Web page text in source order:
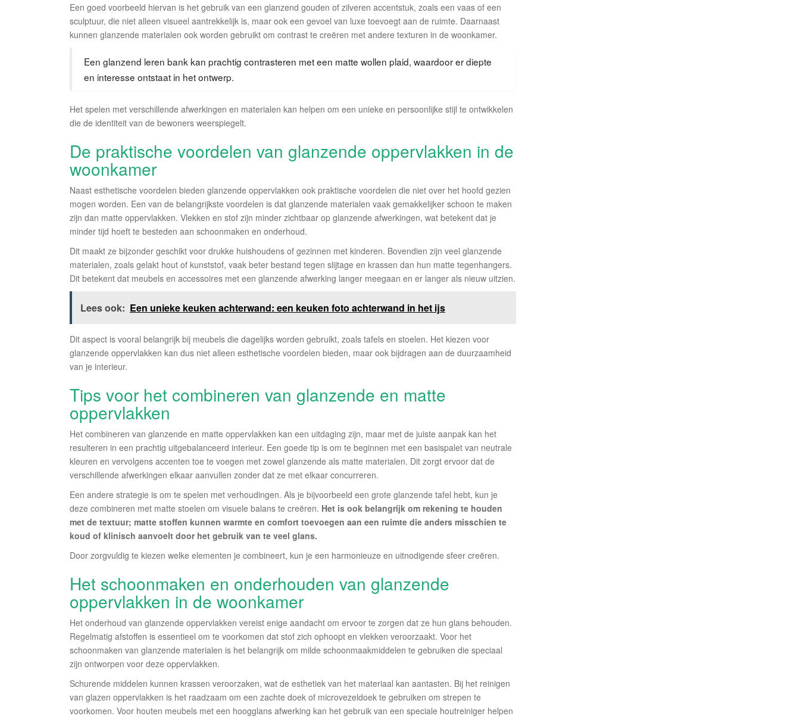
Een goed voorbeeld hiervan is het gebruik van een glanzend gouden of zilveren accentstuk, zoals een vaas of een
sculptuur, die niet alleen visueel aantrekkelijk is, maar ook een gevoel van luxe toevoegt aan de ruimte. Daarnaast
kunnen glanzende materialen ook worden gebruikt om contrast te creëren met andere texturen in de woonkamer.
Een glanzend leren bank kan prachtig contrasteren met een matte wollen plaid, waardoor er diepte
en interesse ontstaat in het ontwerp.
Het spelen met verschillende afwerkingen en materialen kan helpen om een unieke en persoonlijke stijl te ontwikkelen
die de identiteit van de bewoners weerspiegelt.
De praktische voordelen van glanzende oppervlakken in de
woonkamer
Naast esthetische voordelen bieden glanzende oppervlakken ook praktische voordelen die niet over het hoofd gezien
mogen worden. Een van de belangrijkste voordelen is dat glanzende materialen vaak gemakkelijker schoon te maken
zijn dan matte oppervlakken. Vlekken en stof zijn minder zichtbaar op glanzende afwerkingen, wat betekent dat je
minder tijd hoeft te besteden aan schoonmaken en onderhoud.
Dit maakt ze bijzonder geschikt voor drukke huishoudens of gezinnen met kinderen. Bovendien zijn veel glanzende
materialen, zoals gelakt hout of kunststof, vaak beter bestand tegen slijtage en krassen dan hun matte tegenhangers.
Dit betekent dat meubels en accessoires met een glanzende afwerking langer meegaan en er langer als nieuw uitzien.
Lees ook: Een unieke keuken achterwand: een keuken foto achterwand in het ijs
Dit aspect is vooral belangrijk bij meubels die dagelijks worden gebruikt, zoals tafels en stoelen. Het kiezen voor
glanzende oppervlakken kan dus niet alleen esthetische voordelen bieden, maar ook bijdragen aan de duurzaamheid
van je interieur.
Tips voor het combineren van glanzende en matte
oppervlakken
Het combineren van glanzende en matte oppervlakken kan een uitdaging zijn, maar met de juiste aanpak kan het
resulteren in een prachtig uitgebalanceerd interieur. Een goede tip is om te beginnen met een basispalet van neutrale
kleuren en vervolgens accenten toe te voegen met zowel glanzende als matte materialen. Dit zorgt ervoor dat de
verschillende afwerkingen elkaar aanvullen zonder dat ze met elkaar concurreren.
Een andere strategie is om te spelen met verhoudingen. Als je bijvoorbeeld een grote glanzende tafel hebt, kun je
deze combineren met matte stoelen om visuele balans te creëren. Het is ook belangrijk om rekening te houden
met de textuur; matte stoffen kunnen warmte en comfort toevoegen aan een ruimte die anders misschien te
koud of klinisch aanvoelt door het gebruik van te veel glans.
Door zorgvuldig te kiezen welke elementen je combineert, kun je een harmonieuze en uitnodigende sfeer creëren.
Het schoonmaken en onderhouden van glanzende
oppervlakken in de woonkamer
Het onderhoud van glanzende oppervlakken vereist enige aandacht om ervoor te zorgen dat ze hun glans behouden.
Regelmatig afstoffen is essentieel om te voorkomen dat stof zich ophoopt en vlekken veroorzaakt. Voor het
schoonmaken van glanzende materialen is het belangrijk om milde schoonmaakmiddelen te gebruiken die speciaal
zijn ontworpen voor deze oppervlakken.
Schurende middelen kunnen krassen veroorzaken, wat de esthetiek van het materiaal kan aantasten. Bij het reinigen
van glazen oppervlakken is het raadzaam om een zachte doek of microvezeldoek te gebruiken om strepen te
voorkomen. Voor houten meubels met een hoogglans afwerking kan het gebruik van een speciale houtreiniger helpen